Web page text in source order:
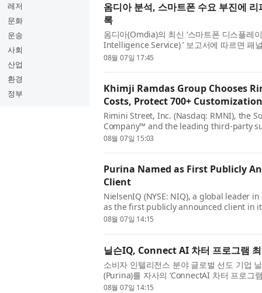
레저
문화
운송
사회
산업
환경
정부
옴디아 분석, 스마트폰 수요 부진에
록
옴디아(Omdia)의 최신 ‘스마트폰 디스플
Intelligence Service) ’ 보고서에 따르면 패
른 잉여 생산 능력을 리퍼비시 스마트폰 ...
08월 07일 17:45
Khimji Ramdas Group Chooses
Costs, Protect 700+
Rimini Street, Inc. (Nasdaq: RMNI), the
Company™ and the leading third-party
software, today announced that Khimji
08월 07일 15:03
Purina Named as First Publicly
Client
NielsenIQ (NYSE: NIQ), a global leader
as the first publicly announced client in
announcement follows NIQ’s launch of
08월 07일 14:15
닐슨IQ, Connect AI 차터 프로그램 최
소비자 인텔리전스 분야 글로벌 선도 기업
(Purina)를 자사의 ‘ConnectAI 차터 프로그
선정했다고 발표했다. 이번 발표는 ...
08월 07일 14:15